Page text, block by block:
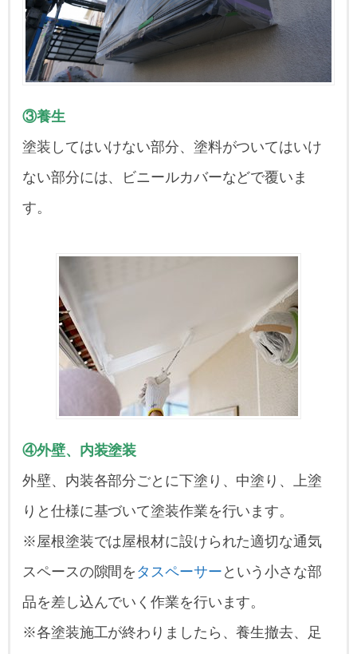
③養生
塗装してはいけない部分、塗料がついてはいけ
ない部分には、ビニールカバーなどで覆いま
す。
④外壁、内装塗装
外壁、内装各部分ごとに下塗り、中塗り、上塗
りと仕様に基づいて塗装作業を行います。
※屋根塗装では屋根材に設けられた適切な通気
スペースの隙間を タスペーサー という小さな部
品を差し込んでいく作業を行います。
※各塗装施工が終わりましたら、養生撤去、足